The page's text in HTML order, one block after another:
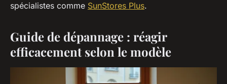
spécialistes comme SunStores Plus.
Guide de dépannage : réagir
efficacement selon le modèle